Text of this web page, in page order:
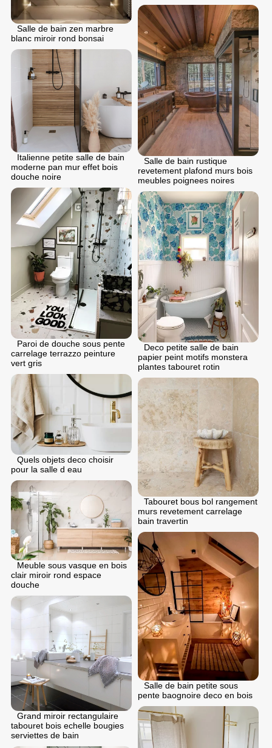
Salle de bain zen marbre
blanc miroir rond bonsai
Salle de bain rustique
revetement plafond murs bois
meubles poignees noires
Italienne petite salle de bain
moderne pan mur effet bois
douche noire
Paroi de douche sous pente
carrelage terrazzo peinture
vert gris
Deco petite salle de bain
papier peint motifs monstera
plantes tabouret rotin
Quels objets deco choisir
pour la salle d eau
Tabouret bous bol rangement
murs revetement carrelage
bain travertin
Meuble sous vasque en bois
clair miroir rond espace
douche
Salle de bain petite sous
pente baognoire deco en bois
Grand miroir rectangulaire
tabouret bois echelle bougies
serviettes de bain